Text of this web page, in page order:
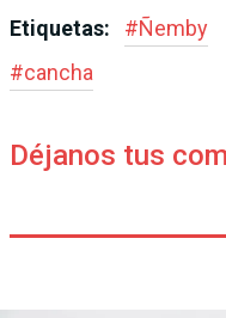
Etiquetas: #Ñemby
#cancha
Déjanos tus